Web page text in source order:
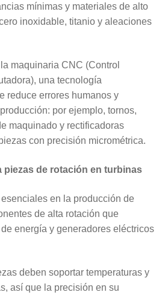
mínimas y materiales de alto
inoxidable, titanio y aleaciones
maquinaria CNC (Control
una tecnología
reduce errores humanos y
por ejemplo, tornos,
maquinado y rectificadoras
con precisión micrométrica.
piezas de rotación en turbinas
en la producción de
de alta rotación que
energía y generadores eléctricos
deben soportar temperaturas y
así que la precisión en su